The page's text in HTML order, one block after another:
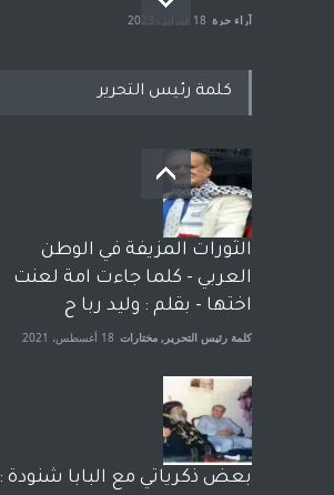
آراء حرة 18 فبراير، 2023
بعد معارك قضائية طاحنة كتب
وترافع فيها بنفسه مرة اخرى..
الشيخ طارق يوسف يقهر
الحكومة الأمريكية ، فأعطوه
الجنسية عن يد وهم صاغرون،
آراء حرة مختارات 7 أبريل، 2023
كلمة رئيس التحرير
الثورات المزيفة في الوطن
العربي - كلما جاءت امة لعنت
اختها - بقلم : وليد ربا ح
كلمة رئيس التحرير , مختارات 18 أغسطس، 2021
بعض ذكرياتي مع البابا شنودة :